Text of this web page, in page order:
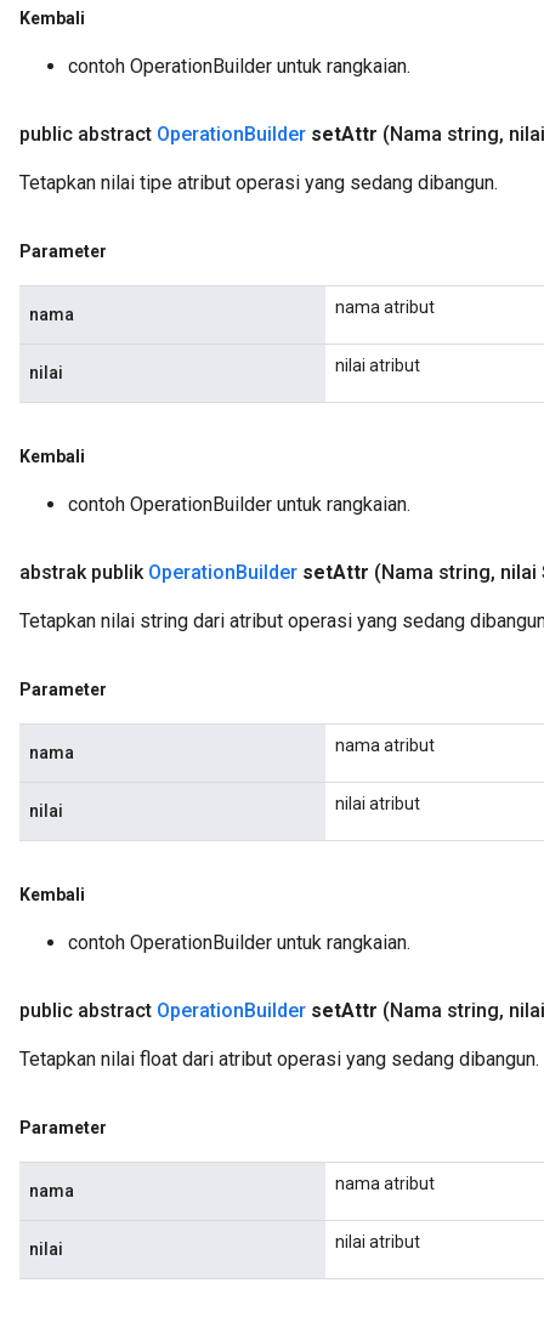
Kembali
contoh OperationBuilder untuk rangkaian.
public abstract OperationBuilder setAttr (Nama string,
Tetapkan nilai tipe atribut operasi yang sedang dibangun.
Parameter
nama nama atribut
nilai nilai atribut
Kembali
contoh OperationBuilder untuk rangkaian.
abstrak publik OperationBuilder setAttr (Nama string, nilai
Tetapkan nilai string dari atribut operasi yang sedang
Parameter
nama nama atribut
nilai nilai atribut
Kembali
contoh OperationBuilder untuk rangkaian.
public abstract OperationBuilder setAttr (Nama string,
Tetapkan nilai float dari atribut operasi yang sedang dibangun.
Parameter
nama nama atribut
nilai nilai atribut